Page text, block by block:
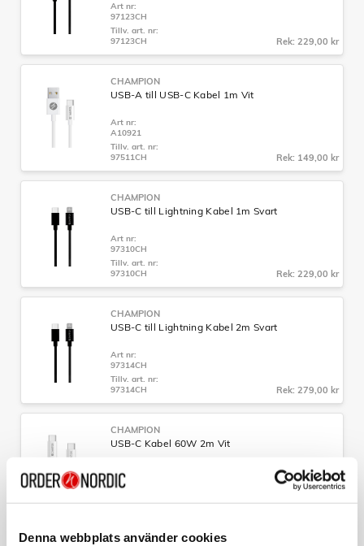
Denna webbplats använder cookies
Art nr:
97123CH
Tillv. art. nr:
97123CH
Rek: 229,00 kr
CHAMPION
USB-A till USB-C Kabel 1m Vit
Art nr:
A10921
Tillv. art. nr:
97511CH
Rek: 149,00 kr
CHAMPION
USB-C till Lightning Kabel 1m Svart
Art nr:
97310CH
Tillv. art. nr:
97310CH
Rek: 229,00 kr
CHAMPION
USB-C till Lightning Kabel 2m Svart
Art nr:
97314CH
Tillv. art. nr:
97314CH
Rek: 279,00 kr
CHAMPION
USB-C Kabel 60W 2m Vit
Art nr:
A10934
97530CH
Rek: 199,00 kr